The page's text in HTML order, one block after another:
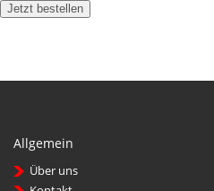
Jetzt bestellen
Allgemein
Über uns